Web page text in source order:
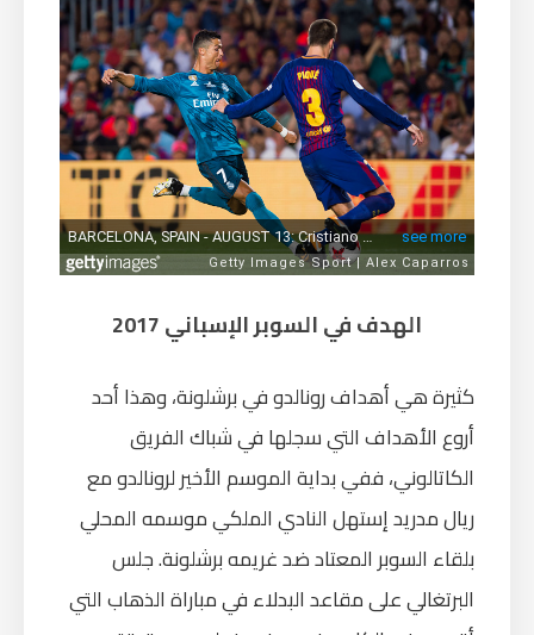
الهدف في السوبر الإسباني 2017
كثيرة هي أهداف رونالدو في برشلونة، وهذا أحد
أروع الأهداف التي سجلها في شباك الفريق
الكاتالوني، ففي بداية الموسم الأخير لرونالدو مع
ريال مدريد إستهل النادي الملكي موسمه المحلي
بلقاء السوبر المعتاد ضد غريمه برشلونة. جلس
البرتغالي على مقاعد البدلاء في مباراة الذهاب التي